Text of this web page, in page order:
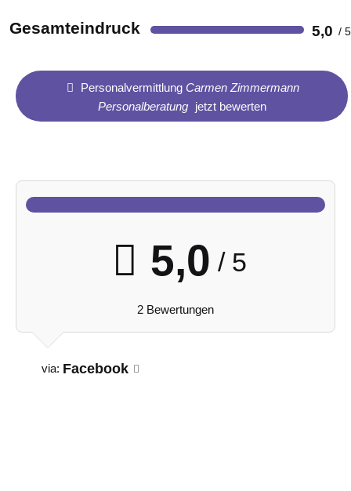
Gesamteindruck 5,0
Personalvermittlung Carmen Zimmermann
Personalberatung
jetzt bewerten
5,0 / 5
2 Bewertungen
via: Facebook